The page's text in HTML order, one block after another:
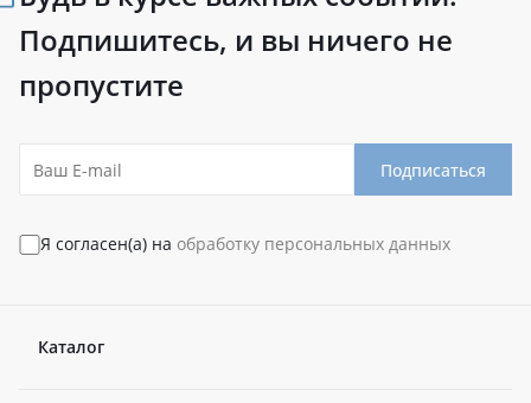
Подпишитесь, и вы ничего не
пропустите
Подписаться
Я согласен(а) на обработку персональных данных
Каталог